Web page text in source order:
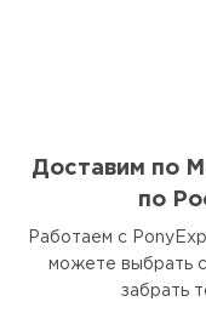
Доставим по
по
Работаем с
можете выбрать
забрать